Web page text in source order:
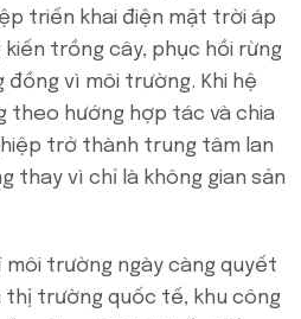
triển khai điện mặt trời áp
kiến trồng cây, phục hồi rừng
vì môi trường. Khi hệ
theo hướng hợp tác và chia
trở thành trung tâm lan
thay vì chỉ là không gian sản
môi trường ngày càng quyết
thị trường quốc tế, khu công